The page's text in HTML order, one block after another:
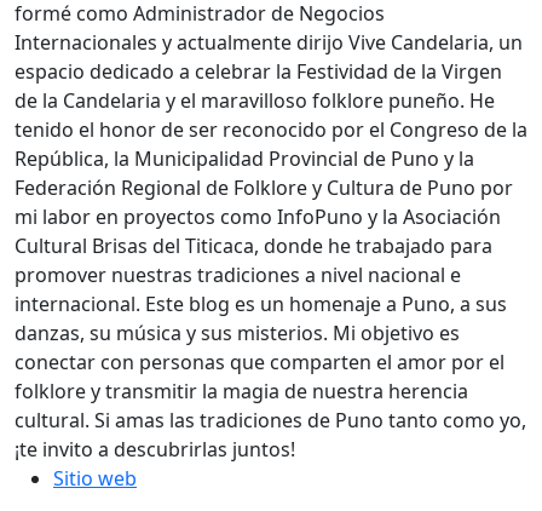
formé como Administrador de Negocios
Internacionales y actualmente dirijo Vive Candelaria, un
espacio dedicado a celebrar la Festividad de la Virgen
de la Candelaria y el maravilloso folklore puneño. He
tenido el honor de ser reconocido por el Congreso de la
República, la Municipalidad Provincial de Puno y la
Federación Regional de Folklore y Cultura de Puno por
mi labor en proyectos como InfoPuno y la Asociación
Cultural Brisas del Titicaca, donde he trabajado para
promover nuestras tradiciones a nivel nacional e
internacional. Este blog es un homenaje a Puno, a sus
danzas, su música y sus misterios. Mi objetivo es
conectar con personas que comparten el amor por el
folklore y transmitir la magia de nuestra herencia
cultural. Si amas las tradiciones de Puno tanto como yo,
¡te invito a descubrirlas juntos!
Sitio web